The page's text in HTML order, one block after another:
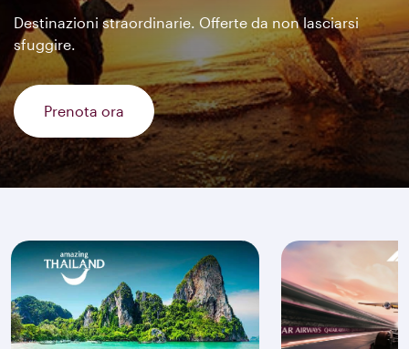
Destinazioni straordinarie. Offerte da non lasciarsi
sfuggire.
Prenota ora
Vai dove nascono le emozioni